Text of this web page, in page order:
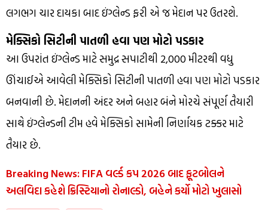
લગભગ ચાર દાયકા બાદ ઇંગ્લેન્ડ ફરી એ જ મેદાન પર ઉતરશે.
મેક્સિકો સિટીની પાતળી હવા પણ મોટો પડકાર
આ ઉપરાંત ઇંગ્લેન્ડ માટે સમુદ્ર સપાટીથી 2,000 મીટરથી વધુ
ઊંચાઈએ આવેલી મેક્સિકો સિટીની પાતળી હવા પણ મોટો પડકાર
બનવાની છે. મેદાનની અંદર અને બહાર બંને મોરચે સંપૂર્ણ તૈયારી
સાથે ઇંગ્લેન્ડની ટીમ હવે મેક્સિકો સામેની નિર્ણાયક ટક્કર માટે
તૈયાર છે.
Breaking News: FIFA વર્લ્ડ કપ 2026 બાદ ફૂટબોલને
અલવિદા કહેશે ક્રિસ્ટિયાનો રોનાલ્ડો, બહેને કર્યો મોટો ખુલાસો